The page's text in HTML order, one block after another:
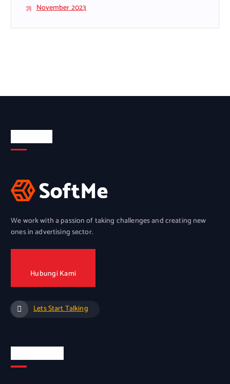
November 2023
We work with a passion of taking challenges and creating new
ones in advertising sector.
Hubungi Kami
Lets Start Talking